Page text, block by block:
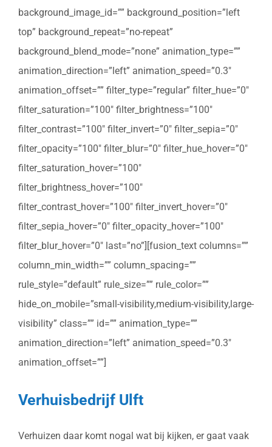
background_image_id=”” background_position=”left
top” background_repeat=”no-repeat”
background_blend_mode=”none” animation_type=””
animation_direction=”left” animation_speed=”0.3″
animation_offset=”” filter_type=”regular” filter_hue=”0″
filter_saturation=”100″ filter_brightness=”100″
filter_contrast=”100″ filter_invert=”0″ filter_sepia=”0″
filter_opacity=”100″ filter_blur=”0″ filter_hue_hover=”0″
filter_saturation_hover=”100″
filter_brightness_hover=”100″
filter_contrast_hover=”100″ filter_invert_hover=”0″
filter_sepia_hover=”0″ filter_opacity_hover=”100″
filter_blur_hover=”0″ last=”no”][fusion_text columns=””
column_min_width=”” column_spacing=””
rule_style=”default” rule_size=”” rule_color=””
hide_on_mobile=”small-visibility,medium-visibility,large-
visibility” class=”” id=”” animation_type=””
animation_direction=”left” animation_speed=”0.3″
animation_offset=””]
Verhuisbedrijf Ulft
Verhuizen daar komt nogal wat bij kijken, er gaat vaak